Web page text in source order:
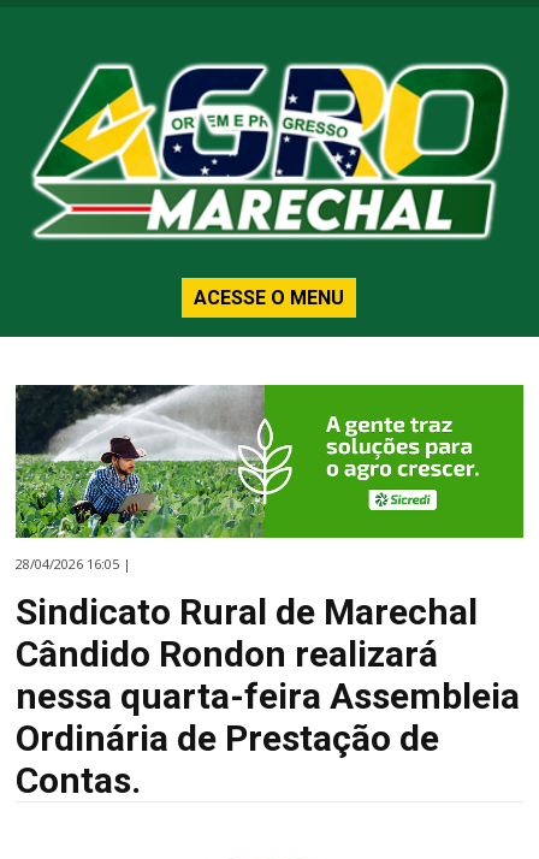
ACESSE O MENU
28/04/2026 16:05 |
Sindicato Rural de Marechal
Cândido Rondon realizará
nessa quarta-feira Assembleia
Ordinária de Prestação de
Contas.